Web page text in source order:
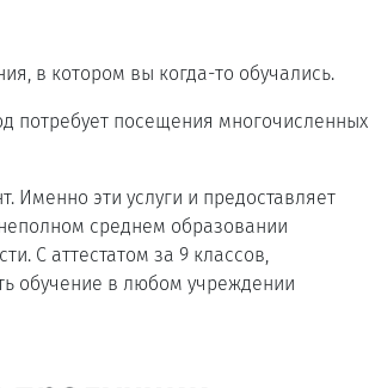
в котором вы когда-то обучались.
потребует посещения многочисленных
Именно эти услуги и предоставляет
среднем образовании
С аттестатом за 9 классов,
обучение в любом учреждении